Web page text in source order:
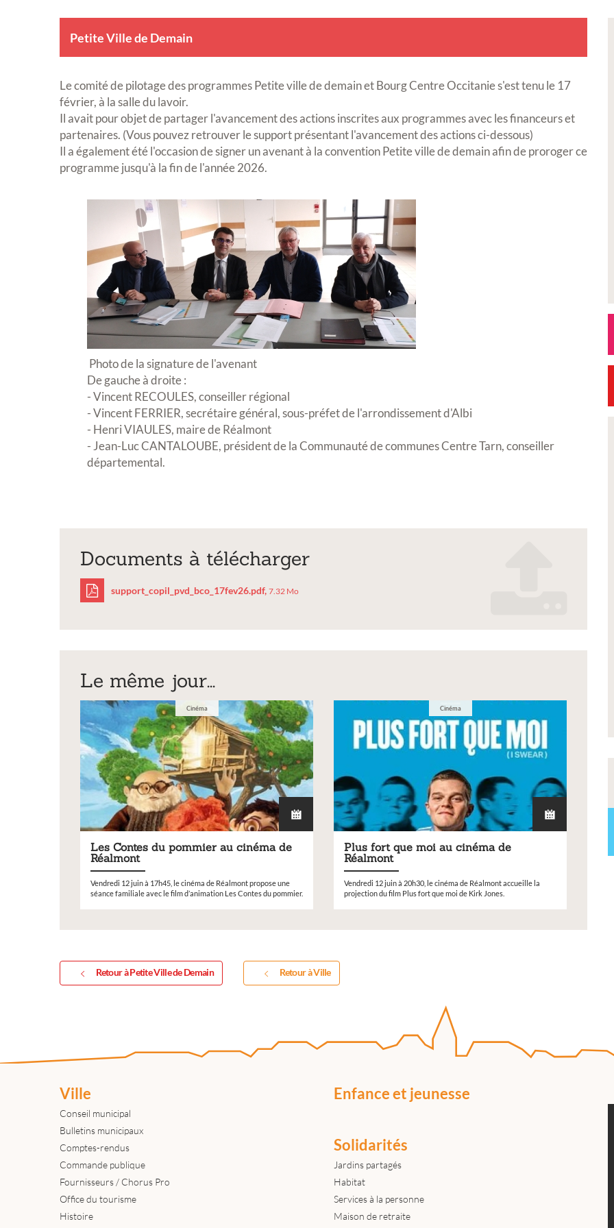
Petite Ville de Demain
Le comité de pilotage des programmes Petite ville de demain et Bourg Centre Occitanie s'est tenu le 17
février, à la salle du lavoir.
Il avait pour objet de partager l'avancement des actions inscrites aux programmes avec les financeurs et
partenaires. (Vous pouvez retrouver le support présentant l'avancement des actions ci-dessous)
Il a également été l'occasion de signer un avenant à la convention Petite ville de demain afin de proroger ce
programme jusqu'à la fin de l'année 2026.
Photo de la signature de l'avenant
De gauche à droite :
- Vincent RECOULES, conseiller régional
- Vincent FERRIER, secrétaire général, sous-préfet de l'arrondissement d'Albi
- Henri VIAULES, maire de Réalmont
- Jean-Luc CANTALOUBE, président de la Communauté de communes Centre Tarn, conseiller
départemental.
Documents à télécharger
support_copil_pvd_bco_17fev26.pdf
support_copil_pvd_bco_17fev26.pdf, 7.32 Mo
Le même jour...
Cinéma
Les Contes du pommier au cinéma de
Réalmont
Vendredi 12 juin à 17h45, le cinéma de Réalmont propose une
séance familiale avec le film d’animation Les Contes du pommier.
Cinéma
Plus fort que moi au cinéma de
Réalmont
Vendredi 12 juin à 20h30, le cinéma de Réalmont accueille la
projection du film Plus fort que moi de Kirk Jones.
Retour à Petite Ville de Demain Retour à Ville
2026 -
Demain
Ville
Conseil municipal
Bulletins municipaux
Comptes-rendus
Commande publique
Fournisseurs / Chorus Pro
Office du tourisme
Histoire
Enfance et jeunesse
Solidarités
Jardins partagés
Habitat
Services à la personne
Maison de retraite